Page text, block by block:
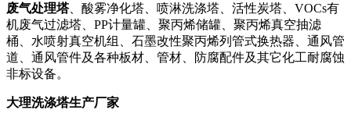
废气处理塔、酸雾净化塔、喷淋洗涤塔、活性炭塔、VOCs有
机废气过滤塔、PP计量罐、聚丙烯储罐、聚丙烯真空抽滤
桶、水喷射真空机组、石墨改性聚丙烯列管式换热器、通风管
道、通风管件及各种板材、管材、防腐配件及其它化工耐腐蚀
非标设备。
大理洗涤塔生产厂家